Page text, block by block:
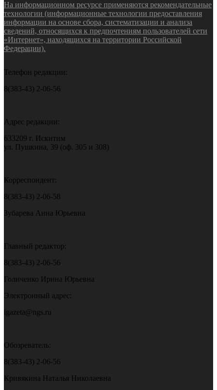
На информационном ресурсе применяются рекомендательные
технологии (информационные технологии предоставления
информации на основе сбора, систематизации и анализа
сведений, относящихся к предпочтениям пользователей сети
«Интернет», находящихся на территории Российской
Федерации).
Телефон редакции:
8(383-43) 2-06-56
Адрес редакции:
633209 г. Искитим
ул. Пушкина, 39 (оф. 305 и 308)
Корреспондент:
8(383-43) 2-06-58
Зубарева Анна Юрьевна
Главный редактор:
8(383-43) 2-06-56
Голиченко Ирина Юрьевна
Электронный адрес:
igazeta@ngs.ru
Обозреватель:
8(383-43) 2-06-56
Кривякина Наталья Николаевна